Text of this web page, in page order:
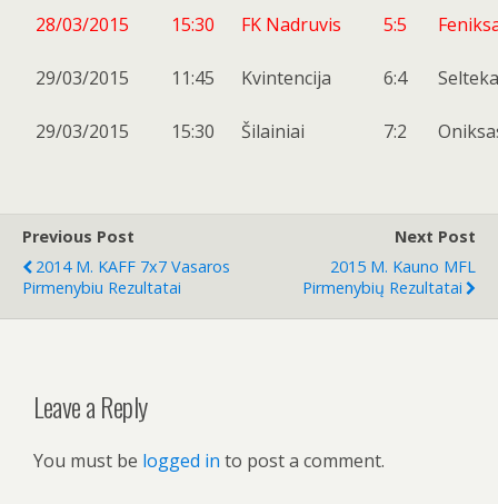
28/03/2015 15:30 FK Nadruvis 5:5
29/03/2015 11:45 Kvintencija 6:4 Selteka
29/03/2015 15:30 Šilainiai 7:2
Previous Post
2014 M. KAFF 7x7 Vasaros
Pirmenybiu Rezultatai
Next Post
2015 M. Kauno MFL
Pirmenybių Rezultatai
Leave a Reply
You must be logged in to post a comment.